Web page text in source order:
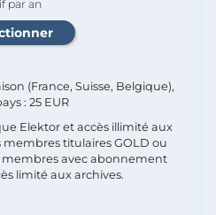
par an
(France, Suisse, Belgique),
: 25 EUR
Elektor et accès illimité aux
titulaires GOLD ou
membres avec abonnement
limité aux archives.